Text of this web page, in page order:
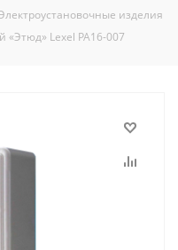
изделия
«Этюд» Lexel РА16-007